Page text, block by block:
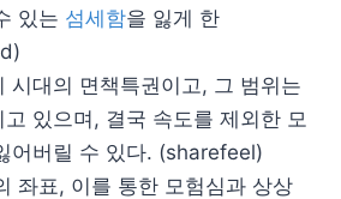
있는 섬세함을 잃게 한
시대의 면책특권이고, 그 범위는
있으며, 결국 속도를 제외한 모
어버릴 수 있다. (sharefeel)
좌표, 이를 통한 모험심과 상상